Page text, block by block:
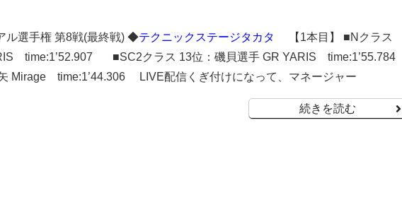
ル選手権 第8戦(最終戦) ◆テクニックステージタカタ
【1本目】 ■Nクラス
time:1’52.907 ■SC2クラス 13位：磯貝選手 GR YARIS time:1’55.784
Mirage time:1’44.306 LIVE配信くぎ付けになって、マネージャー
続きを読む